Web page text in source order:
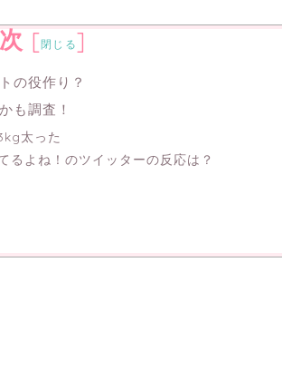
[閉じる]
の役作り？
も調査！
太った
るよね！のツイッターの反応は？